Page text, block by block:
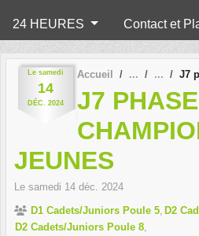
24 HEURES Contact et
Le samedi
14
DÉC. 2024
Accueil J7
J7
JEUNES
Le samedi 14 déc.
2024
D1 Cadets/Juniors Poule 5 D2
D2 Cadets/Juniors Poule 8